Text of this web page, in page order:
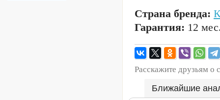
Страна бренда:
Гарантия: 12
Расскажите друзьям о
Ближайшие